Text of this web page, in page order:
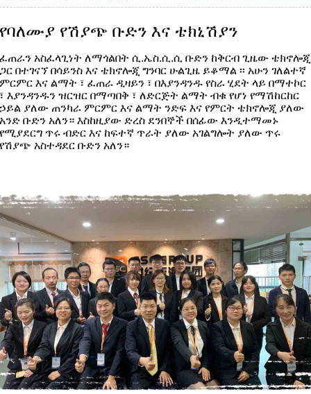
የባለሙያ የሽያጭ ቡድን እና ቴክኒሽያን
ፈጠራን አስፈላጊነት ለማጎልበት ሲ.ኤስ.ሲ.ሲ ቡድን ከቅርብ ጊዜው ቴክኖሎጂ
ጋር በተገናኘ በሳይንስ እና ቴክኖሎጂ ግንባር ሁልጊዜ ይቆማል ፡፡ አሁን ገለልተኛ
ምርምር እና ልማት ፣ ፈጠራ ዲዛይን ፣ በእያንዳንዱ የስራ ሂደት ላይ በማተኮር
፣ እያንዳንዱን ዝርዝር በማጣበቅ ፣ ለድርጅት ልማት ብቁ የሆነ የማሽከርከር
ኃይል ያለው ጠንካራ ምርምር እና ልማት ንድፍ እና የምርት ቴክኖሎጂ ያለው
አንድ ቡድን አለን። እስከዚያው ድረስ ደንበኞች በሰፊው እንዲተማመኑ
የሚያደርግ ጥሩ ብድር እና ከፍተኛ ጥራት ያለው አገልግሎት ያለው ጥሩ
የሽያጭ አስተዳደር ቡድን አለን።